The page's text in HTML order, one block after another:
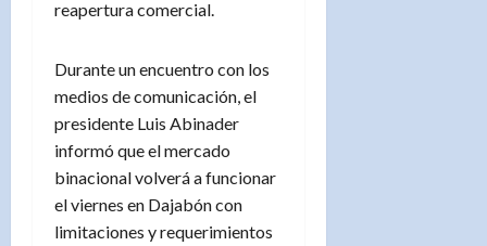
reapertura comercial.
Durante un encuentro con los
medios de comunicación, el
presidente Luis Abinader
informó que el mercado
binacional volverá a funcionar
el viernes en Dajabón con
limitaciones y requerimientos